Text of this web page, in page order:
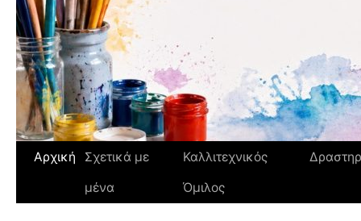
Αρχική
Σχετικά με
μένα
Καλλιτεχνικός
Όμιλος